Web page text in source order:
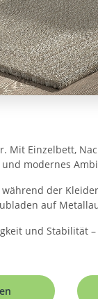
Mit Einzelbett,
modernes
der
auf
und Stabilität